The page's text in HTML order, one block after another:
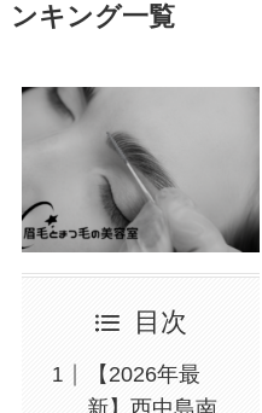
ンキング一覧
目次
【2026年最